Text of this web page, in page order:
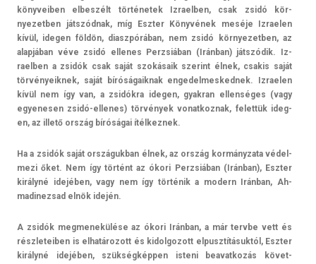
könyveib­en el­beszélt történetek Iz­raelb­en, csak zsidó kör­
nyezetb­en játszódnak, míg Eszt­er Könyvének meséje Iz­rael­en
kívül, ideg­en földön, di­aszpórában, nem zsidó kör­nyezetb­en, az
alapjában véve zsidó el­lenes Per­zsiában (Iránban) játszódik. Iz­
raelb­en a zsidók csak saját szokásaik szerint élnek, csakis saját
tör­vényeik­nek, saját bíróságaik­nak en­gedel­mesked­nek. Iz­rael­en
kívül nem így van, a zsidókra ideg­en, gyak­ran el­lenséges (vagy
egyenes­en zsidó-ellenes) törvények vonat­koznak, felet­tük ideg­
en, az illető ország bíróságai ítél­keznek.
Ha a zsidók saját országuk­ban élnek, az ország kor­mányzata védel­
mezi őket. Nem így történt az ókori Per­zsiában (Iránban), Eszt­er
királyné idejében, vagy nem így történik a modern Iránban, Ah­
madinez­sad elnök idején.
A zsidók meg­menekülése az ókori Iránban, a már tervbe vett és
részleteib­en is el­határozott és kidol­gozott el­pusztításuk­tól, Eszt­er
királyné idejében, szükségképpen is­teni be­avat­kozás követ­